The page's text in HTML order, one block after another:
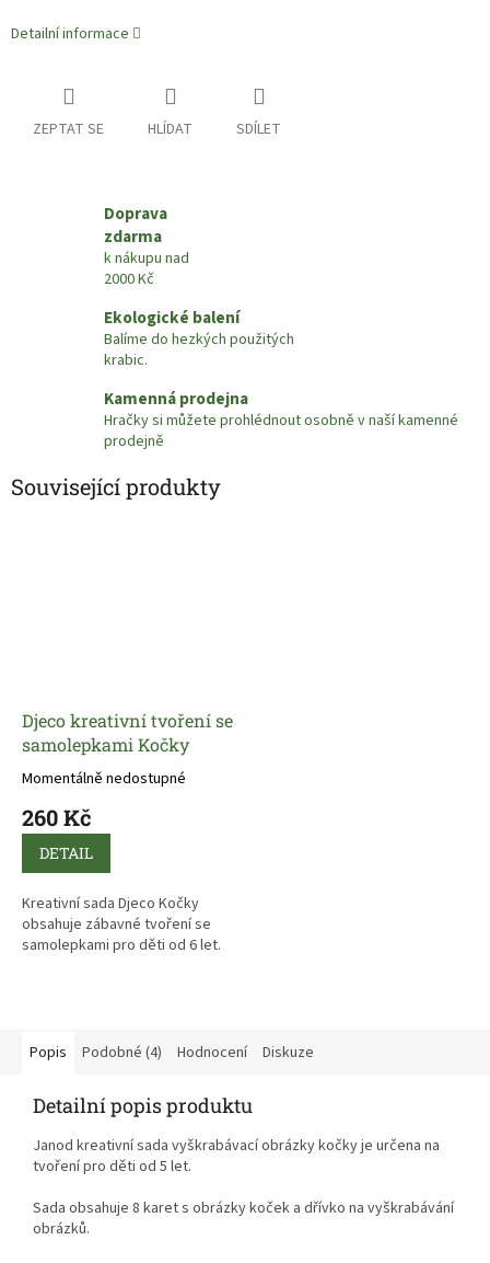
Detailní informace
ZEPTAT SE HLÍDAT SDÍLET
Doprava
zdarma
k nákupu nad
2000 Kč
Ekologické balení
Balíme do hezkých použitých
krabic.
Kamenná prodejna
Hračky si můžete prohlédnout osobně v naší kamenné
prodejně
Související produkty
Djeco kreativní tvoření se
samolepkami Kočky
Momentálně nedostupné
260 Kč
DETAIL
Kreativní sada Djeco Kočky
obsahuje zábavné tvoření se
samolepkami pro děti od 6 let.
Popis
Podobné (4) Hodnocení Diskuze
Detailní popis produktu
Janod kreativní sada vyškrabávací obrázky kočky je určena na
tvoření pro děti od 5 let.
Sada obsahuje 8 karet s obrázky koček a dřívko na vyškrabávání
obrázků.